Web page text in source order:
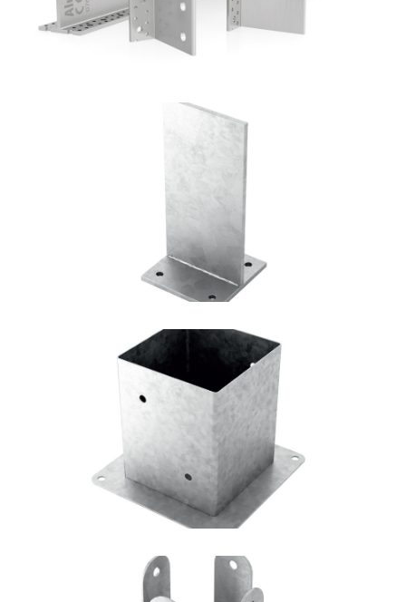
Portapilastro TYP F70
Portapilastro TYP F50
ROTHOBLAAS